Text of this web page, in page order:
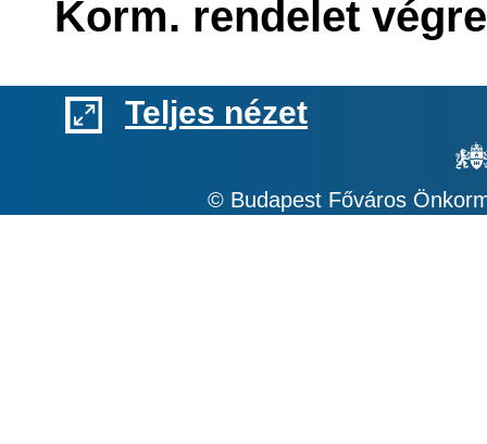
Korm. rendelet
Teljes nézet
© Budapest Főváros